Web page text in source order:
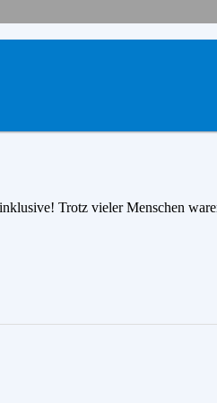
Trotz vieler Menschen